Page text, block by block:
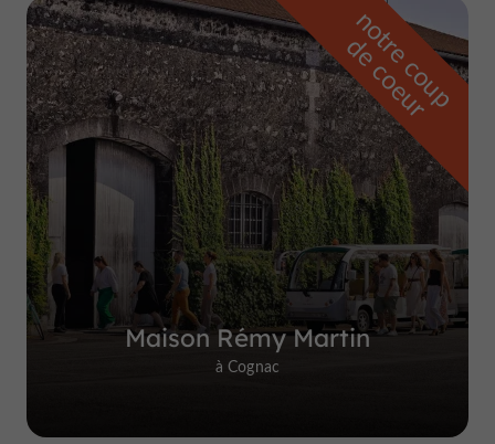
n
o
t
r
e
c
o
u
p
d
e
c
o
e
u
r
Maison Rémy Martin
à Cognac